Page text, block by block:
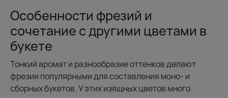
Особенности фрезий и
сочетание с другими цветами в
букете
Тонкий аромат и разнообразие оттенков делают
фрезии популярными для составления моно- и
сборных букетов. У этих изящных цветов много